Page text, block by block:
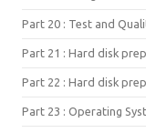
Part 20 : Test and
Part 21 : Hard disk
Part 22 : Hard disk
Part 23 : Operating